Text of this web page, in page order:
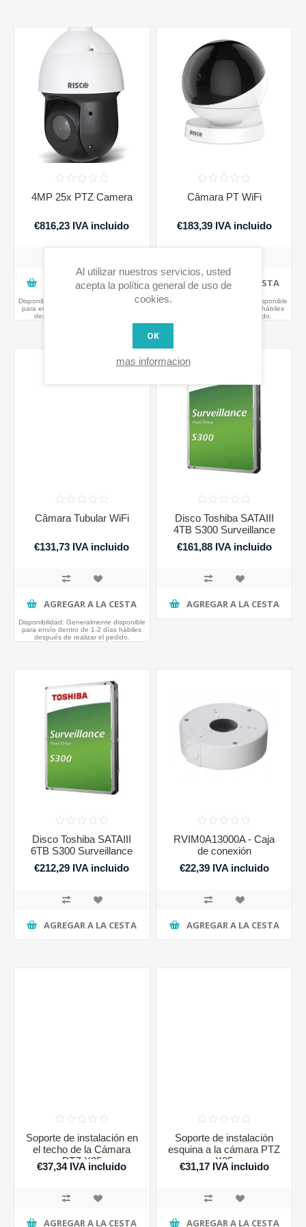
4MP 25x PTZ Camera
€816,23 IVA incluido
AGREGAR A LA CESTA
Disponibilidad:
Generalmente disponible
para envío dentro de 1-2 días hábiles
después de realizar el pedido.
Câmara PT WiFi
€183,39 IVA incluido
AGREGAR A LA CESTA
Disponibilidad:
Generalmente disponible
para envío dentro de 1-2 días hábiles
después de realizar el pedido.
Câmara Tubular WiFi
€131,73 IVA incluido
AGREGAR A LA CESTA
Disponibilidad: Generalmente disponible
para envío dentro de 1-2 días hábiles
después de realizar el pedido.
Disco Toshiba SATAIII
4TB S300 Surveillance
€161,88 IVA incluido
AGREGAR A LA CESTA
Disco Toshiba SATAIII
6TB S300 Surveillance
€212,29 IVA incluido
AGREGAR A LA CESTA
RVIM0A13000A - Caja
de conexión
€22,39 IVA incluido
AGREGAR A LA CESTA
Soporte de instalación en
el techo de la Cámara
PTZ X25
€37,34 IVA incluido
AGREGAR A LA CESTA
Soporte de instalación
esquina a la cámara PTZ
X25
€31,17 IVA incluido
AGREGAR A LA CESTA
Al utilizar nuestros servicios, usted
acepta la política general de uso de
cookies.
OK
mas informacion